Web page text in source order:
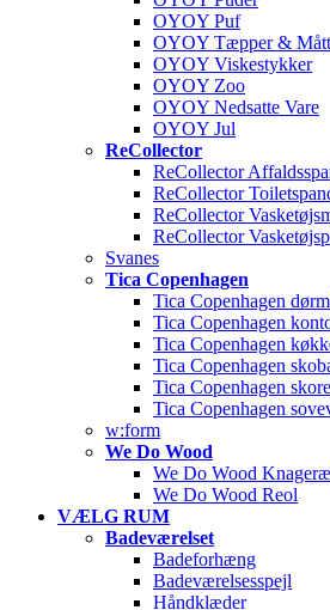
OYOY Puf
OYOY Tæpper &
OYOY Viskestykker
OYOY Zoo
OYOY Nedsatte Vare
OYOY Jul
ReCollector
ReCollector
ReCollector
ReCollector
ReCollector
Svanes
Tica Copenhagen
Tica Copenhagen
Tica Copenhagen
Tica Copenhagen
Tica Copenhagen
Tica Copenhagen
Tica Copenhagen
w:form
We Do Wood
We Do Wood
We Do Wood Reol
VÆLG RUM
Badeværelset
Badeforhæng
Badeværelsesspejl
Håndklæder